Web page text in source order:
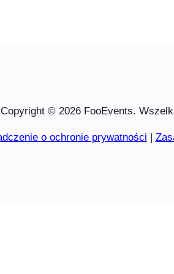
Copyright © 2026 FooEvents.
o ochronie prywatności |